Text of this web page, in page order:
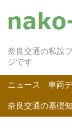
奈良交通の私設
ジです
ニュース 車両
奈良交通の基礎